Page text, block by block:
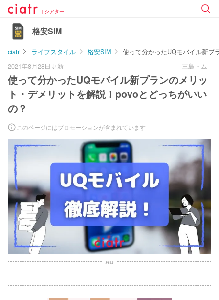
[ シアター ]
格安SIM
ciatr ライフスタイル 格安SIM
使って分かったUQモバイル新プ
2021年8月28日更新
三島トム
使って分かったUQモバイル新プランのメリッ
ト・デメリットを解説！povoとどっちがいい
の？
このページにはプロモーションが含まれています
AD